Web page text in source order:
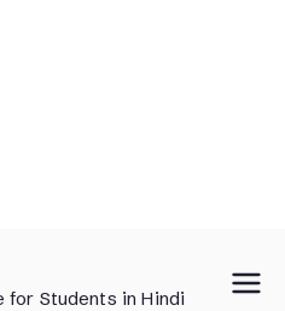
for Students in Hindi